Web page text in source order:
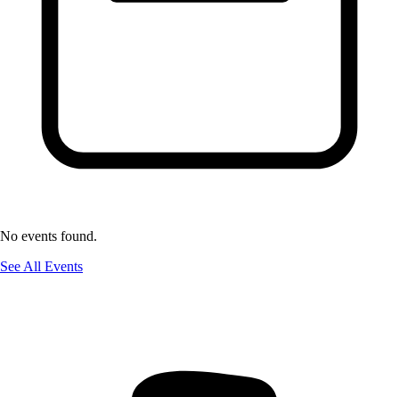
No events found.
See All Events